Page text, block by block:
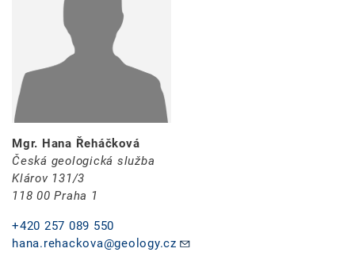
Mgr. Hana Řeháčková
Česká geologická služba
Klárov 131/3
118 00 Praha 1
+420 257 089 550
hana.rehackova@geology.cz